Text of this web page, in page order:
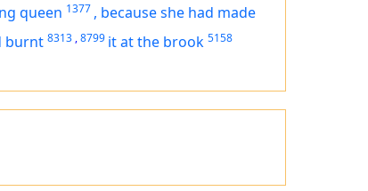
queen 1377 , because she had made
burnt 8313 ,8799 itat the brook 5158